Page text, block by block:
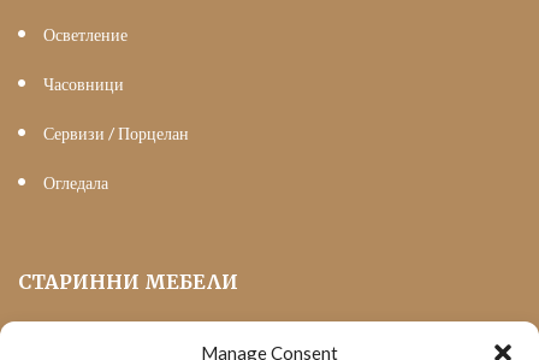
Manage Consent
Осветление
Часовници
Сервизи / Порцелан
Огледала
СТАРИННИ МЕБЕЛИ